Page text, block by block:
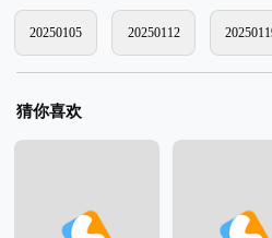
20250105 20250112
猜你喜欢